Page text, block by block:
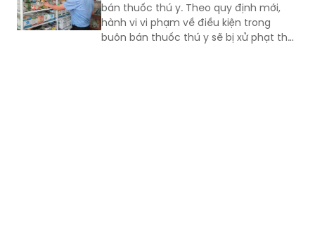
bán thuốc thú y. Theo quy định mới,
hành vi vi phạm về điều kiện trong
buôn bán thuốc thú y sẽ bị xử phạt thế